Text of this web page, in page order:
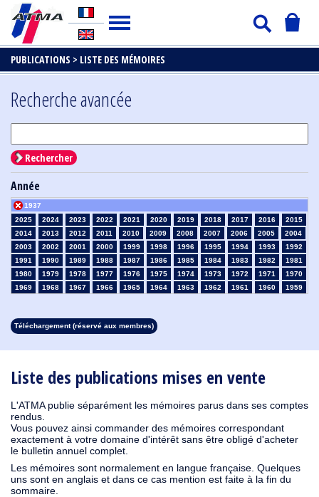
PUBLICATIONS > LISTE DES MÉMOIRES
Liste des publications mises en vente
L'ATMA publie séparément les mémoires parus dans ses comptes
rendus.
Vous pouvez ainsi commander des mémoires correspondant
exactement à votre domaine d'intérêt sans être obligé d'acheter
le bulletin annuel complet.
Les mémoires sont normalement en langue française. Quelques
uns sont en anglais et dans ce cas mention est faite à la fin du
sommaire.
Recherche avancée
Rechercher
Année
2025 2024 2023 2022 2021 2020 2019 2018 2017 2016
2015
2014
2013 2012 2011 2010 2009 2008 2007 2006 2005
2004
2003
2002 2001 2000 1999 1998 1996 1995 1994 1993
1992
1991
1990 1989 1988 1987 1986 1985 1984 1983 1982
1981
1980
1979 1978 1977 1976 1975 1974 1973 1972 1971
1970
1969
1968 1967 1966 1965 1964 1963 1962 1961 1960
1959
1937
1930
1929 1928 1927 1926 1925
Téléchargement (réservé aux membres)